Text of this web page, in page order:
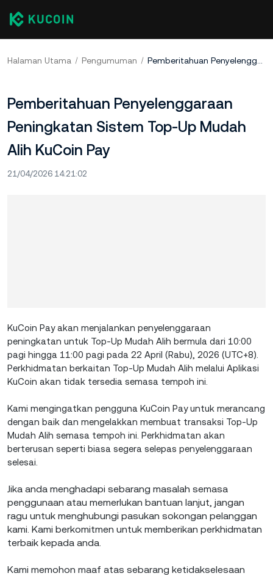
Halaman Utama Pengumuman Pemberitahuan Penyelenggaraan Peningkatan Sistem Top-Up Mudah Alih KuCoin Pay
Pemberitahuan Penyelenggaraan
Peningkatan Sistem Top-Up Mudah
Alih KuCoin Pay
21/04/2026 14:21:02
KuCoin Pay akan menjalankan penyelenggaraan
peningkatan untuk Top-Up Mudah Alih bermula dari 10:00
pagi hingga 11:00 pagi pada 22 April (Rabu), 2026 (UTC+8).
Perkhidmatan berkaitan Top-Up Mudah Alih melalui Aplikasi
KuCoin akan tidak tersedia semasa tempoh ini.
Kami mengingatkan pengguna KuCoin Pay untuk merancang
dengan baik dan mengelakkan membuat transaksi Top-Up
Mudah Alih semasa tempoh ini. Perkhidmatan akan
berterusan seperti biasa segera selepas penyelenggaraan
selesai.
Jika anda menghadapi sebarang masalah semasa
penggunaan atau memerlukan bantuan lanjut, jangan
ragu untuk menghubungi pasukan sokongan pelanggan
kami. Kami berkomitmen untuk memberikan perkhidmatan
terbaik kepada anda.
Kami memohon maaf atas sebarang ketidakselesaan